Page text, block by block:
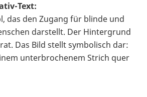
Text:
das den Zugang für blinde und
darstellt. Der Hintergrund
Das Bild stellt symbolisch dar:
unterbrochenem Strich quer